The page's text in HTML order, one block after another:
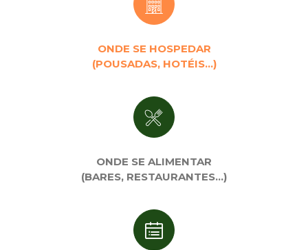
ONDE SE HOSPEDAR
(POUSADAS, HOTÉIS…)
ONDE SE ALIMENTAR
(BARES, RESTAURANTES…)